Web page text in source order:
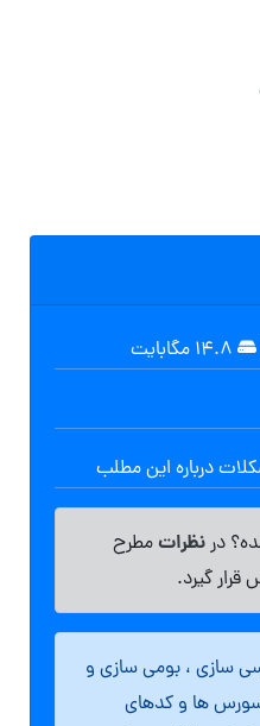
درباره این مطلب
درنظراتمطرح
قرار گیرد.
سازی ، بومی سازی و
ها و کدهای